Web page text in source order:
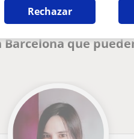
Rechazar
que